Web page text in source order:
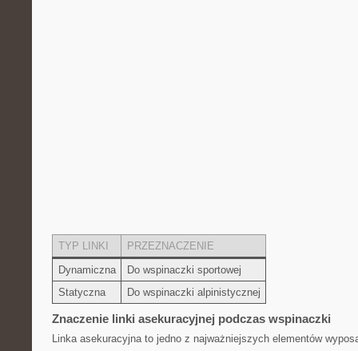
TYP LINKI
PRZEZNACZENIE
Dynamiczna
Do ‍wspinaczki sportowej
Statyczna
Do‌ wspinaczki alpinistycznej
Znaczenie ‍linki‍ asekuracyjnej podczas wspinaczki
Linka​ asekuracyjna ⁣to jedno⁤ z⁣ najważniejszych elementów‍